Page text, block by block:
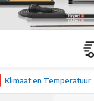
Klimaat en Temperatuur